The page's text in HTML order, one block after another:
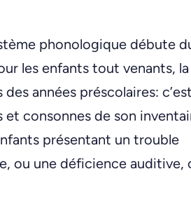
phonologique débute
les enfants tout venants,
années préscolaires:
et consonnes de son
présentant un trouble
ou une déficience auditive,